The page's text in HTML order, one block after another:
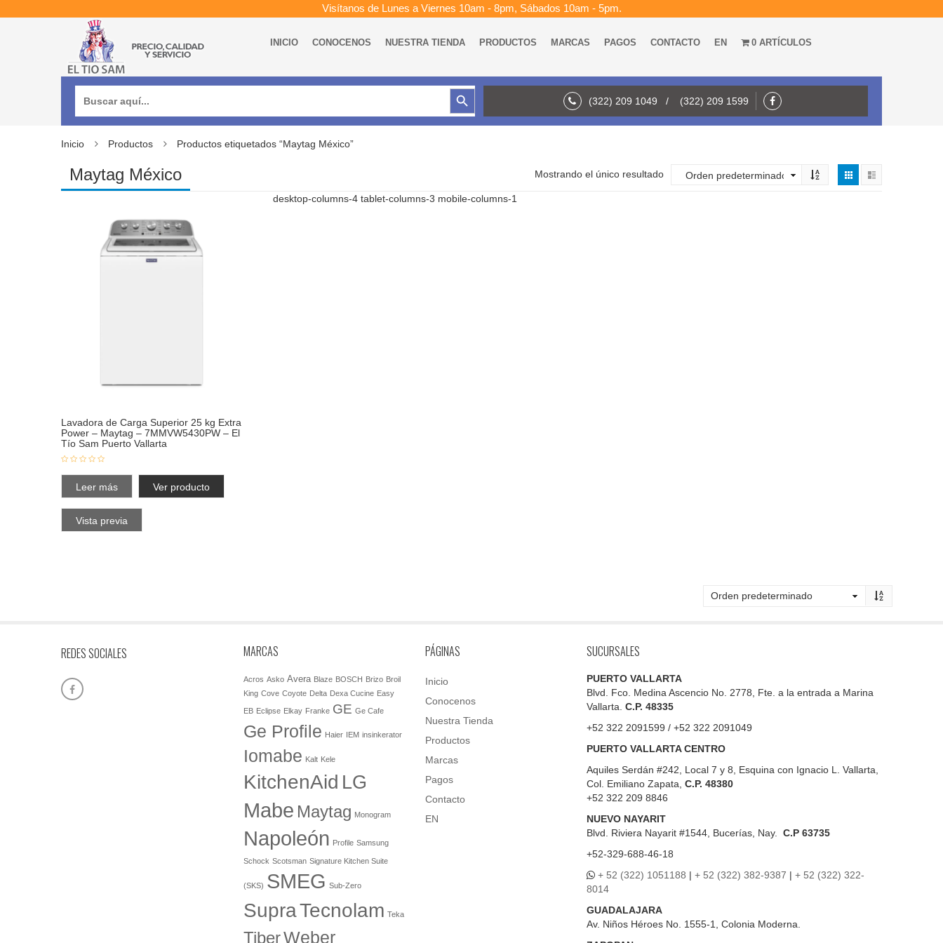
Visítanos de Lunes a Viernes 10am - 8pm, Sábados 10am - 5pm.
INICIO CONOCENOS NUESTRA TIENDA PRODUCTOS MARCAS PAGOS CONTACTO EN 0 ARTÍCULOS
Botón de búsqueda
(322) 209 1049 / (322) 209 1599
Inicio Productos Productos etiquetados “Maytag México”
Maytag México Mostrando el único resultado
desktop-columns-4 tablet-columns-3 mobile-columns-1
Lavadora de Carga Superior 25 kg Extra
Power – Maytag – 7MMVW5430PW – El
Tío Sam Puerto Vallarta
Leer más Ver producto
Vista previa
REDES SOCIALES MARCAS
Acros Asko Avera Blaze BOSCH Brizo Broil
King Cove Coyote Delta Dexa Cucine Easy
EB Eclipse Elkay Franke GE Ge Cafe
Ge Profile Haier IEM insinkerator
Iomabe Kalt Kele
KitchenAid LG
Mabe Maytag Monogram
Napoleón Profile Samsung
Schock Scotsman Signature Kitchen Suite
(SKS) SMEG Sub-Zero
SupraTecnolam Teka
TiberWeber
PÁGINAS
Inicio
Conocenos
Nuestra Tienda
Productos
Marcas
Pagos
Contacto
EN
SUCURSALES
PUERTO VALLARTA
Blvd. Fco. Medina Ascencio No. 2778, Fte. a la entrada a Marina
Vallarta. C.P. 48335
+52 322 2091599 / +52 322 2091049
PUERTO VALLARTA CENTRO
Aquiles Serdán #242, Local 7 y 8, Esquina con Ignacio L. Vallarta,
Col. Emiliano Zapata, C.P. 48380
+52 322 209 8846
NUEVO NAYARIT
Blvd.
Riviera Nayarit #1544, Bucerías, Nay. C.P 63735
+52-329-688-46-18
+ 52 (322) 1051188 | + 52 (322) 382-9387 | + 52 (322) 322-
8014
GUADALAJARA
Av. Niños Héroes No. 1555-1, Colonia Moderna.